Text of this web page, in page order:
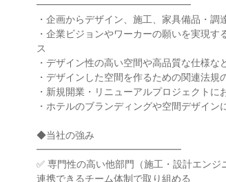
━━━━━━━━━━━━━━━━
・企画からデザイン、施工、家具備品・調
・企業ビジョンやワーカーの願いを実現
ス
・デザイン性の高い空間や高品質な仕様な
・デザインした空間を作るための関連法
・新規開業・リニューアルプロジェクト
・ホテルのブランディングや空間デザイ
◆当社の強み
━━━━━━━━━━━━━━━
✅ 専門性の高い他部門（施工・設計エンジ
連携できるチーム体制で取り組める